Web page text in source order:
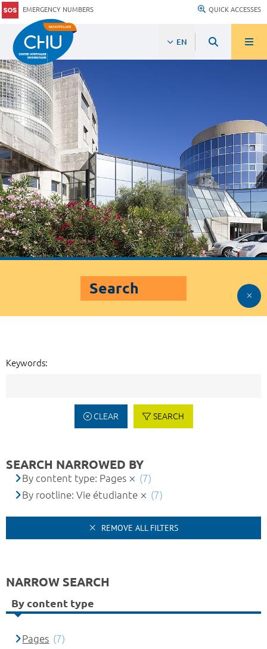
EMERGENCY NUMBERS QUICK ACCESSES
EN
Search
Keywords:
CLEAR SEARCH
SEARCH NARROWED BY
By content type: Pages
(7)
By rootline: Vie étudiante
(7)
REMOVE ALL FILTERS
NARROW SEARCH
By content type
Pages (7)